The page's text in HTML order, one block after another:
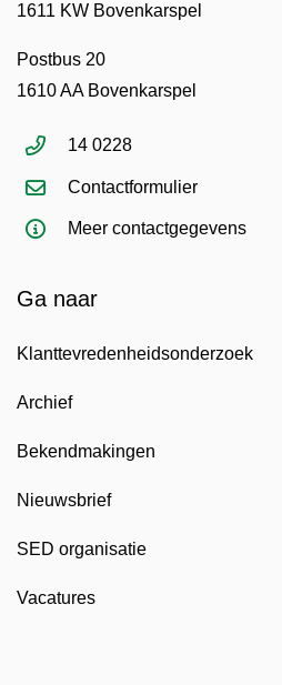
1611 KW Bovenkarspel
Postbus 20
1610 AA Bovenkarspel
14 0228
Contactformulier
Meer contactgegevens
Ga naar
Klanttevredenheidsonderzoek
Archief
Bekendmakingen
Nieuwsbrief
SED organisatie
Vacatures